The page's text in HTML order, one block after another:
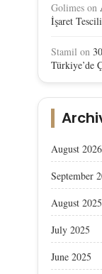
Golimes on
İşaret
Stamil on
Türkiye’de
August 2026
September
August 2025
July 2025
June 2025